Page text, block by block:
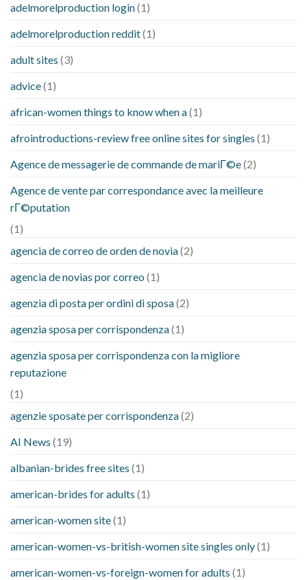
adelmorelproduction login(1)
adelmorelproduction reddit(1)
adult sites (3)
advice(1)
african-women things to know when a(1)
afrointroductions-review free online sites for singles (1)
Agence de messagerie de commande de mariГ©e(2)
Agence de vente par correspondance avec la meilleure
rГ©putation
(1)
agencia de correo de orden de novia(2)
agencia de novias por correo (1)
agenzia di posta per ordini di sposa(2)
agenzia sposa per corrispondenza(1)
agenzia sposa per corrispondenza con la migliore
reputazione
(1)
agenzie sposate per corrispondenza(2)
AI News (19)
albanian-brides free sites (1)
american-brides for adults (1)
american-women site(1)
american-women-vs-british-women site singles only(1)
american-women-vs-foreign-women for adults (1)